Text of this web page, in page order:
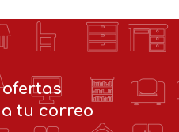
ofertas
tu correo